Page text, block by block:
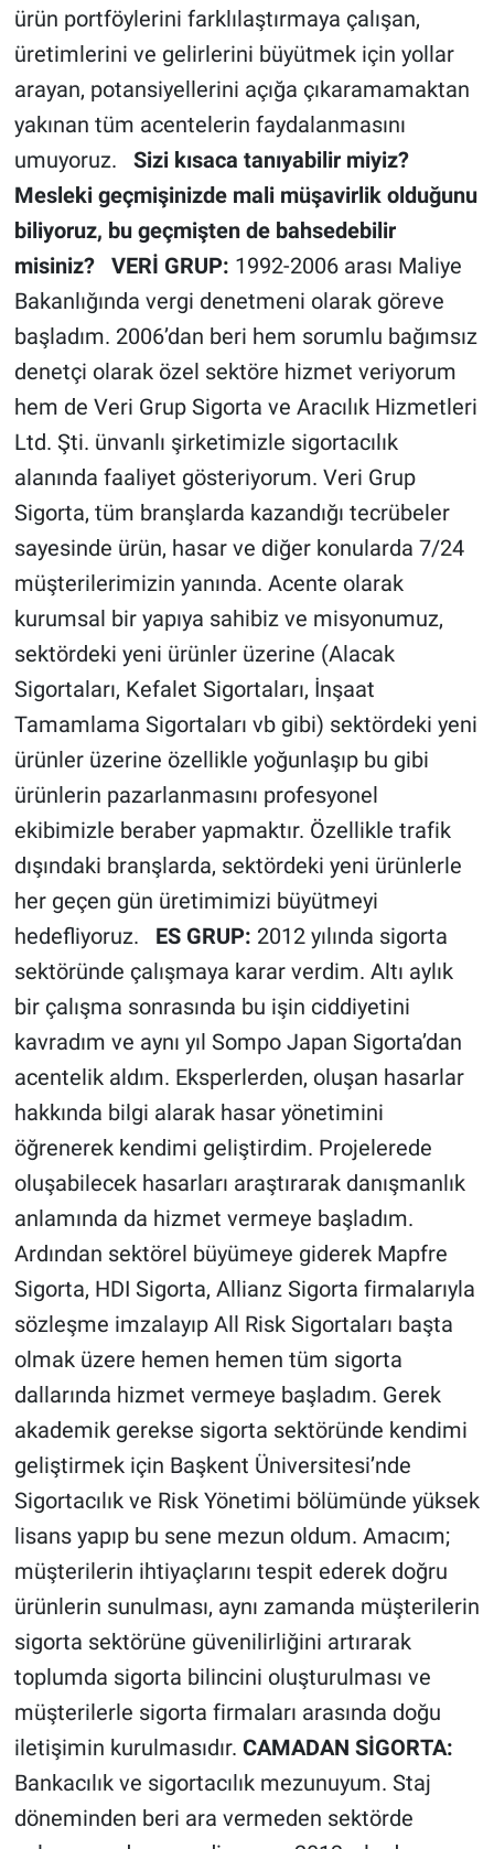
ürün portföylerini farklılaştırmaya çalışan,
üretimlerini ve gelirlerini büyütmek için yollar
arayan, potansiyellerini açığa çıkaramamaktan
yakınan tüm acentelerin faydalanmasını
umuyoruz. Sizi kısaca tanıyabilir miyiz?
Mesleki geçmişinizde mali müşavirlik olduğunu
biliyoruz, bu geçmişten de bahsedebilir
misiniz?
VERİ GRUP: 1992-2006 arası Maliye
Bakanlığında vergi denetmeni olarak göreve
başladım. 2006’dan beri hem sorumlu bağımsız
denetçi olarak özel sektöre hizmet veriyorum
hem de Veri Grup Sigorta ve Aracılık Hizmetleri
Ltd. Şti. ünvanlı şirketimizle sigortacılık
alanında faaliyet gösteriyorum. Veri Grup
Sigorta, tüm branşlarda kazandığı tecrübeler
sayesinde ürün, hasar ve diğer konularda 7/24
müşterilerimizin yanında. Acente olarak
kurumsal bir yapıya sahibiz ve misyonumuz,
sektördeki yeni ürünler üzerine (Alacak
Sigortaları, Kefalet Sigortaları, İnşaat
Tamamlama Sigortaları vb gibi) sektördeki yeni
ürünler üzerine özellikle yoğunlaşıp bu gibi
ürünlerin pazarlanmasını profesyonel
ekibimizle beraber yapmaktır. Özellikle trafik
dışındaki branşlarda, sektördeki yeni ürünlerle
her geçen gün üretimimizi büyütmeyi
hedefliyoruz. ES GRUP: 2012 yılında sigorta
sektöründe çalışmaya karar verdim. Altı aylık
bir çalışma sonrasında bu işin ciddiyetini
kavradım ve aynı yıl Sompo Japan Sigorta’dan
acentelik aldım. Eksperlerden, oluşan hasarlar
hakkında bilgi alarak hasar yönetimini
öğrenerek kendimi geliştirdim. Projelerede
oluşabilecek hasarları araştırarak danışmanlık
anlamında da hizmet vermeye başladım.
Ardından sektörel büyümeye giderek Mapfre
Sigorta, HDI Sigorta, Allianz Sigorta firmalarıyla
sözleşme imzalayıp All Risk Sigortaları başta
olmak üzere hemen hemen tüm sigorta
dallarında hizmet vermeye başladım. Gerek
akademik gerekse sigorta sektöründe kendimi
geliştirmek için Başkent Üniversitesi’nde
Sigortacılık ve Risk Yönetimi bölümünde yüksek
lisans yapıp bu sene mezun oldum. Amacım;
müşterilerin ihtiyaçlarını tespit ederek doğru
ürünlerin sunulması, aynı zamanda müşterilerin
sigorta sektörüne güvenilirliğini artırarak
toplumda sigorta bilincini oluşturulması ve
müşterilerle sigorta firmaları arasında doğu
iletişimin kurulmasıdır. CAMADAN SİGORTA:
Bankacılık ve sigortacılık mezunuyum. Staj
döneminden beri ara vermeden sektörde